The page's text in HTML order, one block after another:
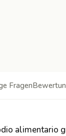
Fragen
alimentario